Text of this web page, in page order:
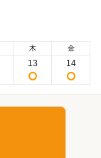
木
13
金
14